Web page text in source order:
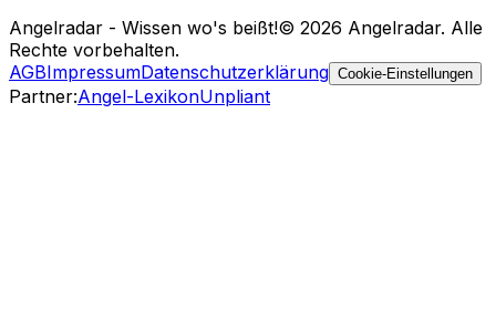
Angelradar - Wissen wo's beißt!© 2026 Angelradar. Alle
Rechte vorbehalten.
AGBImpressumDatenschutzerklärung Cookie-Einstellungen
Partner:Angel-LexikonUnpliant